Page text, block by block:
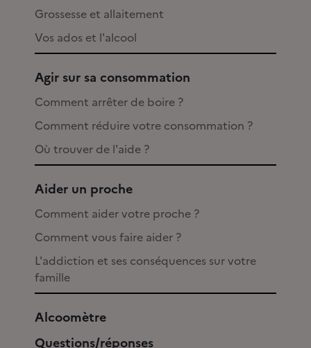
Grossesse et allaitement
Vos ados et l'alcool
Agir sur sa consommation
Comment arrêter de boire ?
Comment réduire votre consommation ?
Où trouver de l'aide ?
Aider un proche
Comment aider votre proche ?
Comment vous faire aider ?
L'addiction et ses conséquences sur votre
famille
Alcoomètre
Questions/réponses